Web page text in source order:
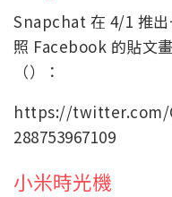
Snapchat 在 4/1 推
照 Facebook 的貼文
（）：
https://twitter.com/
288753967109
小米時光機